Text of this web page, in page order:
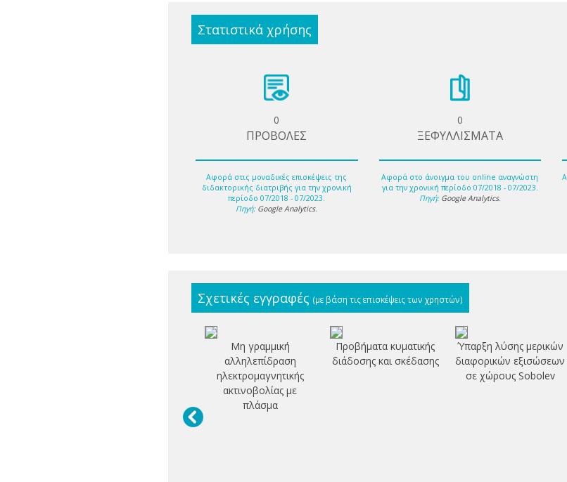
Στατιστικά χρήσης
0
ΠΡΟΒΟΛΕΣ
Αφορά στις μοναδικές επισκέψεις της
διδακτορικής διατριβής για την χρονική
περίοδο 07/2018 - 07/2023.
Πηγή: Google Analytics.
0
ΞΕΦΥΛΛΙΣΜΑΤΑ
Αφορά στο άνοιγμα του online αναγνώστη
για την χρονική περίοδο 07/2018 - 07/2023.
Πηγή: Google Analytics.
Σχετικές εγγραφές (με βάση τις επισκέψεις των χρηστών)
Μη γραμμική
αλληλεπίδραση
ηλεκτρομαγνητικής
ακτινοβολίας με
πλάσμα
Προβήματα κυματικής
διάδοσης και σκέδασης
Ύπαρξη λύσης μερικών
διαφορικών εξισώσεων
σε χώρους Sobolev